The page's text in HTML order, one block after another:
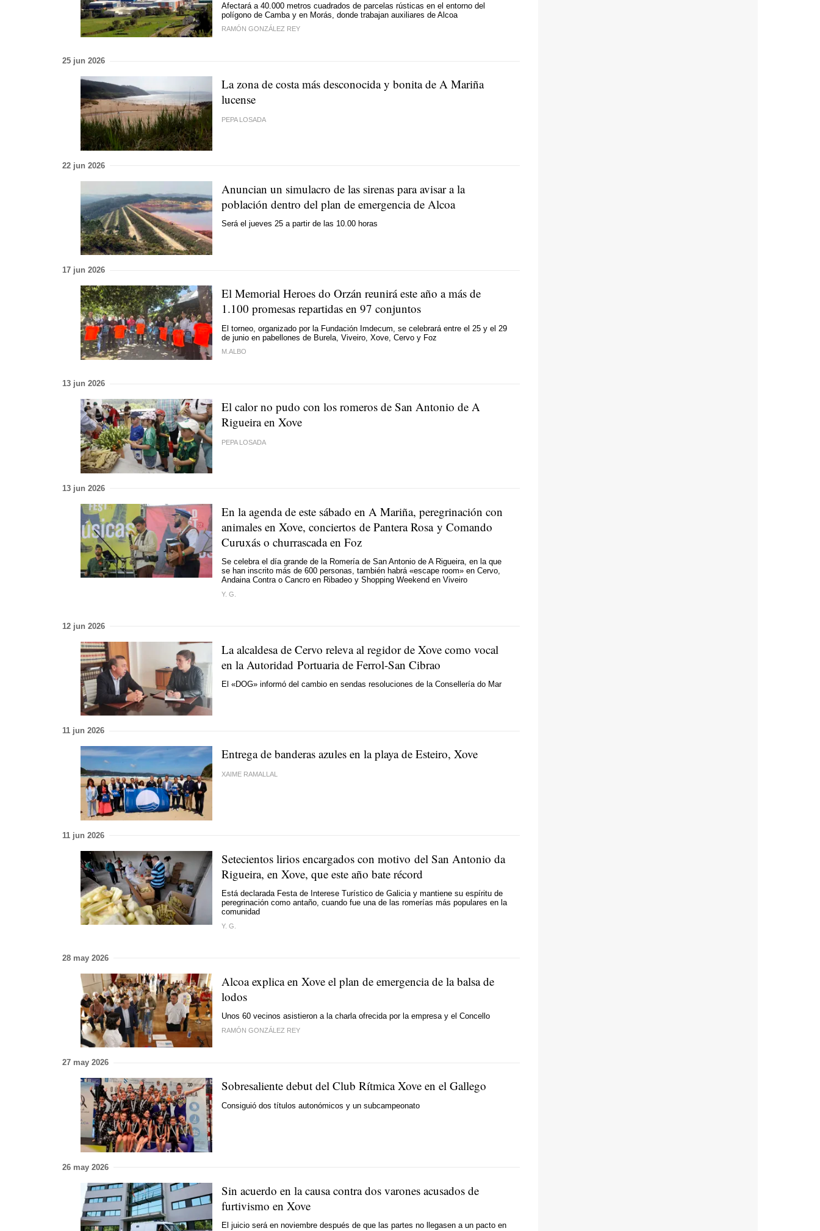
Afectará a 40.000 metros cuadrados de parcelas rústicas en el entorno del
polígono de Camba y en Morás, donde trabajan auxiliares de Alcoa
RAMÓN GONZÁLEZ REY
25 jun 2026
La zona de costa más desconocida y bonita de A Mariña
lucense
PEPA LOSADA
22 jun 2026
Anuncian un simulacro de las sirenas para avisar a la
población dentro del plan de emergencia de Alcoa
Será el jueves 25 a partir de las 10.00 horas
17 jun 2026
El Memorial Heroes do Orzán reunirá este año a más de
1.100 promesas repartidas en 97 conjuntos
El torneo, organizado por la Fundación Imdecum, se celebrará entre el 25 y el 29
de junio en pabellones de Burela, Viveiro, Xove, Cervo y Foz
M.ALBO
13 jun 2026
El calor no pudo con los romeros de San Antonio de A
Rigueira en Xove
PEPA LOSADA
13 jun 2026
En la agenda de este sábado en A Mariña, peregrinación con
animales en Xove, conciertos de Pantera Rosa y Comando
Curuxás o churrascada en Foz
Se celebra el día grande de la Romería de San Antonio de A Rigueira, en la que
se han inscrito más de 600 personas, también habrá «escape room» en Cervo,
Andaina Contra o Cancro en Ribadeo y Shopping Weekend en Viveiro
Y. G.
12 jun 2026
La alcaldesa de Cervo releva al regidor de Xove como vocal
en la Autoridad Portuaria de Ferrol-San Cibrao
El «DOG» informó del cambio en sendas resoluciones de la Consellería do Mar
11 jun 2026
Entrega de banderas azules en la playa de Esteiro, Xove
XAIME RAMALLAL
11 jun 2026
Setecientos lirios encargados con motivo del San Antonio da
Rigueira, en Xove, que este año bate récord
Está declarada Festa de Interese Turístico de Galicia y mantiene su espíritu de
peregrinación como antaño, cuando fue una de las romerías más populares en la
comunidad
Y. G.
28 may 2026
Alcoa explica en Xove el plan de emergencia de la balsa de
lodos
Unos 60 vecinos asistieron a la charla ofrecida por la empresa y el Concello
RAMÓN GONZÁLEZ REY
27 may 2026
Sobresaliente debut del Club Rítmica Xove en el Gallego
Consiguió dos títulos autonómicos y un subcampeonato
26 may 2026
Sin acuerdo en la causa contra dos varones acusados de
furtivismo en Xove
El juicio será en noviembre después de que las partes no llegasen a un pacto en